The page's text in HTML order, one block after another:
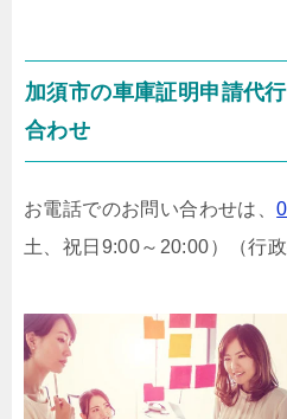
加須市の車庫証明申請代
合わせ
お電話でのお問い合わせは、
土、祝日9:00～20:00）
（行